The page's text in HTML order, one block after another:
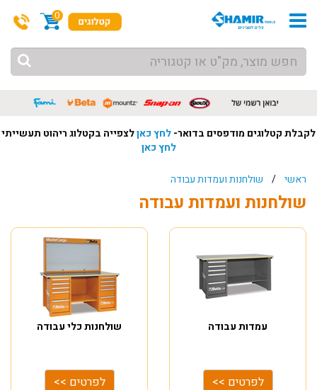
0
לקבלת קטלוגים מודפסים בדואר-לחץ כאןלצפייה בקטלוג ריהוט תעשייתי
לחץ כאן
ראשי / שולחנות ועמדות עבודה
שולחנות ועמדות עבודה
שולחנות כלי עבודה
לפרטים >>
עמדות עבודה
לפרטים >>